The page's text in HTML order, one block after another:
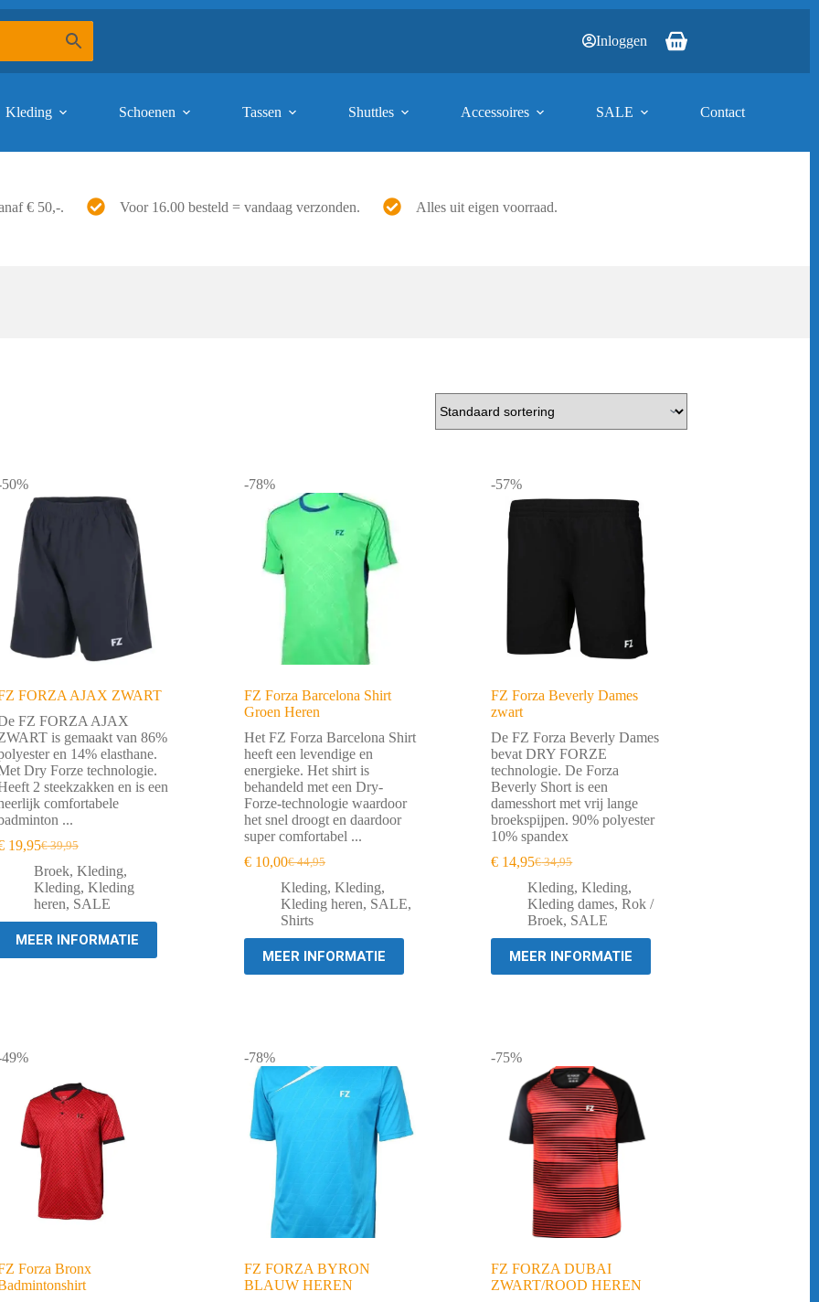
Inloggen Winkelwagen
Kleding Schoenen Tassen Shuttles Accessoires SALE Contact
€ 50,-. Voor 16.00 besteld = vandaag verzonden. Alles uit eigen voorraad.
FORZA AJAX ZWART
FZ FORZA AJAX
is gemaakt van 86%
en 14% elasthane.
Dry Forze technologie.
2 steekzakken en is een
comfortabele
...
€39,95
Oorspronkelijke
prijs
was:
€ 39,95.
19,95Huidige
prijs
is:
€ 19,95.
Broek, Kleding,
Kleding, Kleding
heren, SALE
MEER INFORMATIE
-78%
FZ Forza Barcelona Shirt
Groen Heren
Het FZ Forza Barcelona Shirt
heeft een levendige en
energieke. Het shirt is
behandeld met een Dry-
Forze-technologie waardoor
het snel droogt en daardoor
super comfortabel ...
€44,95
Oorspronkelijke
prijs
was:
€ 44,95.
€ 10,00Huidige
prijs
is:
€ 10,00.
Kleding,Kleding,
Kleding heren, SALE,
Shirts
MEER INFORMATIE
-57%
FZ Forza Beverly Dames
zwart
De FZ Forza Beverly Dames
bevat DRY FORZE
technologie. De Forza
Beverly Short is een
damesshort met vrij lange
broekspijpen. 90% polyester
10% spandex
€34,95
Oorspronkelijke
prijs
was:
€ 34,95.
€ 14,95Huidige
prijs
is:
€ 14,95.
Kleding,Kleding,
Kleding dames,Rok /
Broek, SALE
MEER INFORMATIE
Forza Bronx
-78%
FZ FORZA BYRON
BLAUW HEREN
-75%
FZ FORZA DUBAI
ZWART/ROOD HEREN